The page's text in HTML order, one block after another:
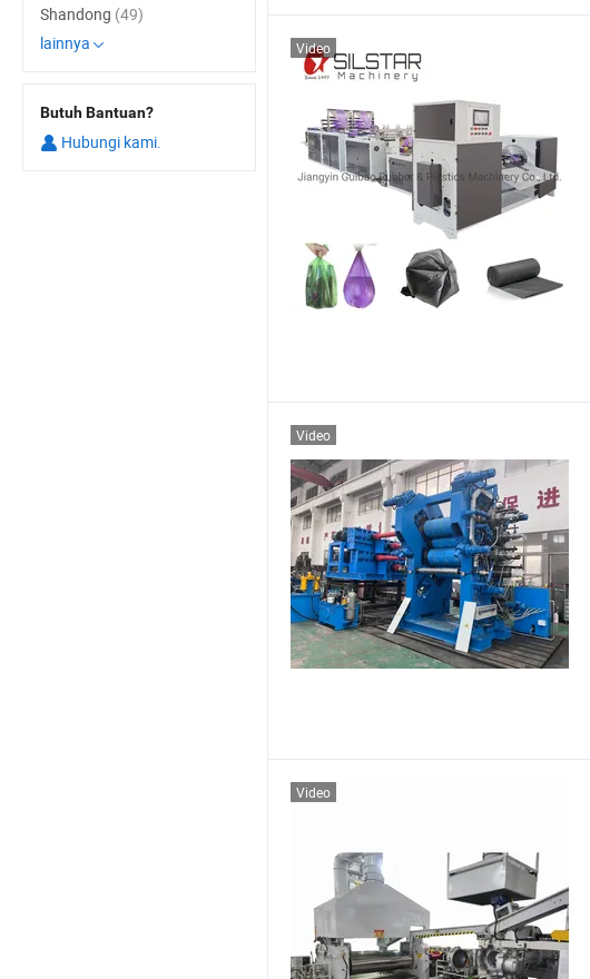
Video
Video
Video
Shandong (49)
lainnya
Butuh Bantuan?
Hubungi kami.